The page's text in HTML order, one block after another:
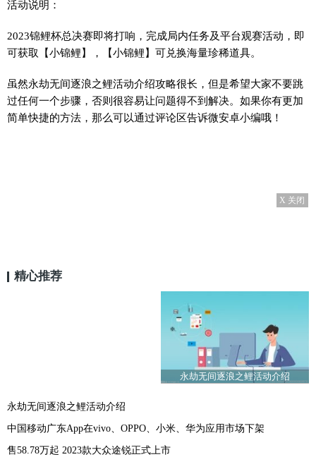
活动说明：
2023锦鲤杯总决赛即将打响，完成局内任务及平台观赛活动，即
可获取【小锦鲤】，【小锦鲤】可兑换海量珍稀道具。
虽然永劫无间逐浪之鲤活动介绍攻略很长，但是希望大家不要跳
过任何一个步骤，否则很容易让问题得不到解决。如果你有更加
简单快捷的方法，那么可以通过评论区告诉微安卓小编哦！
X 关闭
精心推荐
永劫无间逐浪之鲤活动介绍
永劫无间逐浪之鲤活动介绍
中国移动广东App在vivo、OPPO、小米、华为应用市场下架
售58.78万起 2023款大众途锐正式上市